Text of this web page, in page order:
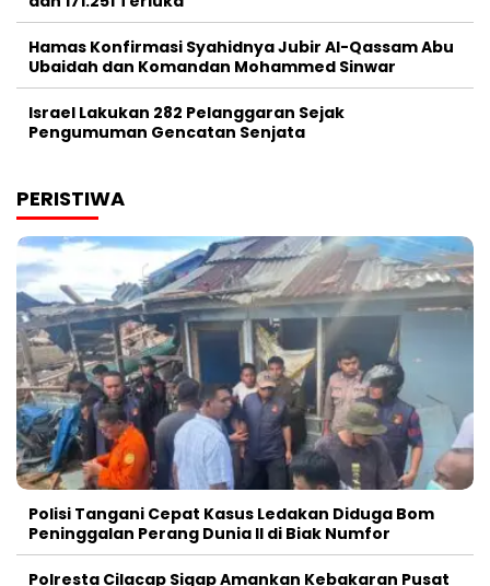
Hamas Konfirmasi Syahidnya Jubir Al-Qassam Abu
Ubaidah dan Komandan Mohammed Sinwar
Israel Lakukan 282 Pelanggaran Sejak
Pengumuman Gencatan Senjata
PERISTIWA
Polisi Tangani Cepat Kasus Ledakan Diduga Bom
Peninggalan Perang Dunia II di Biak Numfor
Polresta Cilacap Sigap Amankan Kebakaran Pusat